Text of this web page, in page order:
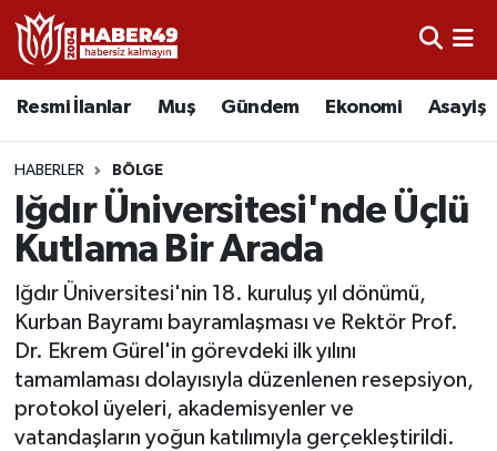
Resmi İlanlar Muş Gündem Ekonomi Asayiş
HABERLER BÖLGE
Iğdır Üniversitesi'nde Üçlü
Kutlama Bir Arada
Iğdır Üniversitesi'nin 18. kuruluş yıl dönümü,
Kurban Bayramı bayramlaşması ve Rektör Prof.
Dr. Ekrem Gürel'in görevdeki ilk yılını
tamamlaması dolayısıyla düzenlenen resepsiyon,
protokol üyeleri, akademisyenler ve
vatandaşların yoğun katılımıyla gerçekleştirildi.
Resmi İlanlar
Asayiş
Bölge
Eğitim
Ekonomi
Gündem
Uşak Nöbetçi Eczaneler
Uşak Hava Durumu
Uşak Namaz Vakitleri
Uşak Trafik Yoğunluk Haritası
TFF 2.Lig Kırmızı Grup Puan Durumu ve Fikstür
Tüm Manşetler
Son Dakika Haberleri